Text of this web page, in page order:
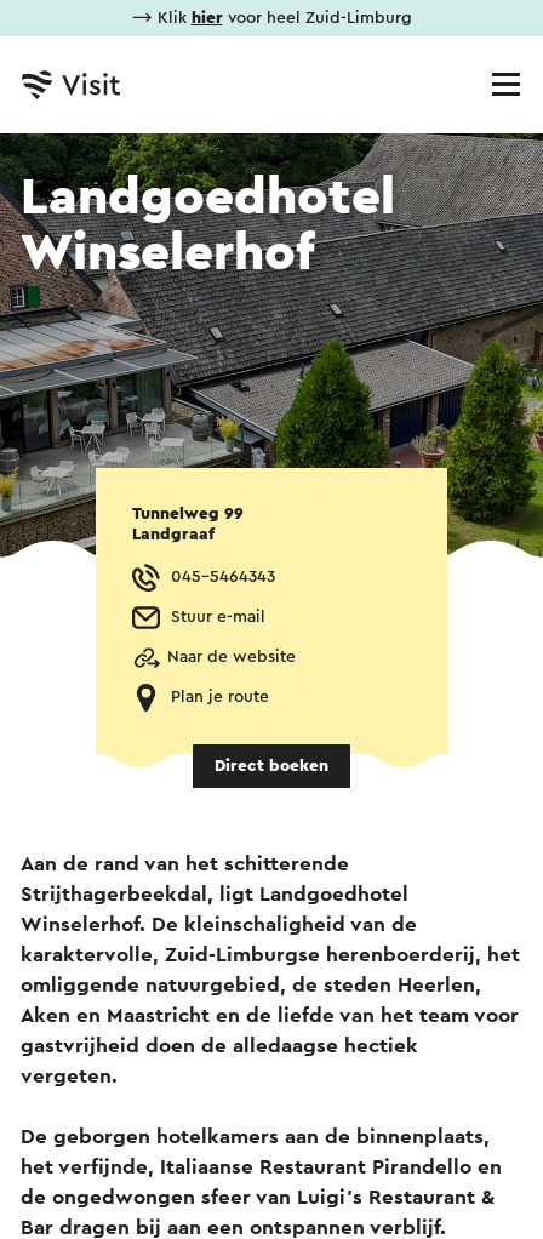
⟶ Klik hiervoor heel Zuid-Limburg
Landgoedhotel
Winselerhof
Tunnelweg 99
Landgraaf
045-5464343
Stuur e-mail
Naar de website
Plan je route
Direct boeken
Aan de rand van het schitterende
Strijthagerbeekdal, ligt Landgoedhotel
Winselerhof. De kleinschaligheid van de
karaktervolle, Zuid-Limburgse herenboerderij, het
omliggende natuurgebied, de steden Heerlen,
Aken en Maastricht en de liefde van het team voor
gastvrijheid doen de alledaagse hectiek
vergeten.
De geborgen hotelkamers aan de binnenplaats,
het verfijnde, Italiaanse Restaurant Pirandello en
de ongedwongen sfeer van Luigi’s Restaurant &
Bar dragen bij aan een ontspannen verblijf.